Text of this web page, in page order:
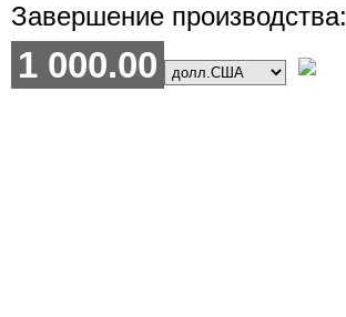
Завершение производства:
1 000.00